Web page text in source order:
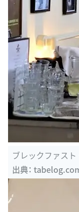
ブレックファスト
カフェ・喫茶 ...
出典：